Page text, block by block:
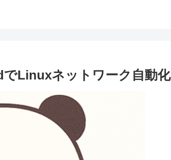
Linuxネットワーク自動化